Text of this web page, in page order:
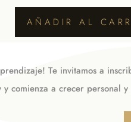
AÑADIR AL
Te invitamos a
comienza a crecer personal